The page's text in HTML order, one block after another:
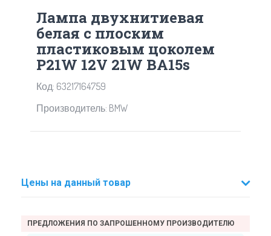
Лампа двухнитиевая
белая с плоским
пластиковым цоколем
P21W 12V 21W BA15s
Код: 63217164759
Производитель: BMW
Цены на данный товар
ПРЕДЛОЖЕНИЯ ПО ЗАПРОШЕННОМУ ПРОИЗВОДИТЕЛЮ